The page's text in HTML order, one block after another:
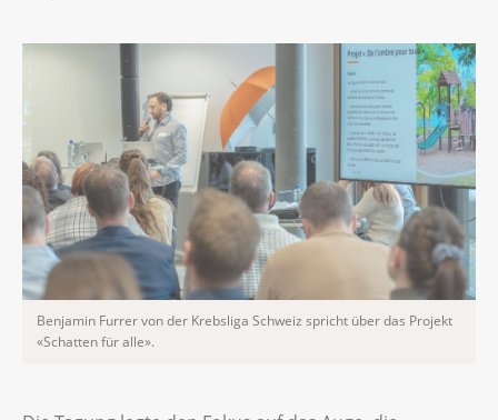
Benjamin Furrer von der Krebsliga Schweiz spricht über das Projekt
«Schatten für alle».